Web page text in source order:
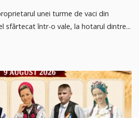
unei turme de vaci din
sfârtecat într-o vale, la hotarul dintre...